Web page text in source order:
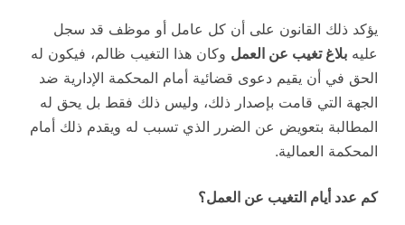
يؤكد ذلك القانون على أن كل عامل أو موظف قد سجل
عليه بلاغ تغيب عن العمل وكان هذا التغيب ظالم، فيكون له
الحق في أن يقيم دعوى قضائية أمام المحكمة الإدارية ضد
الجهة التي قامت بإصدار ذلك، وليس ذلك فقط بل يحق له
المطالبة بتعويض عن الضرر الذي تسبب له ويقدم ذلك أمام
المحكمة العمالية.
كم عدد أيام التغيب عن العمل؟